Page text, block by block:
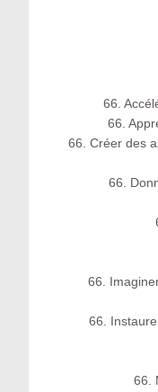
66.
66.
66. Créer des
66.
66.
66.
66.